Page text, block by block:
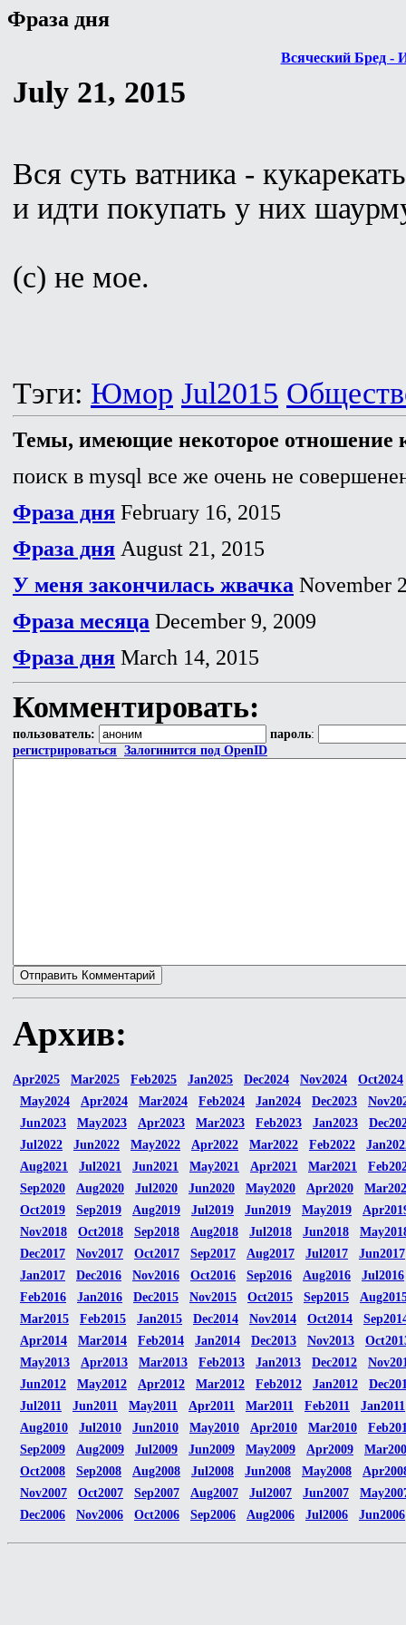
Фраза дня
Всяческий Бред -
July 21, 2015
Вся суть ватника -
и идти покупать у них
(с) не мое.
Тэги: Юмор Jul2015
Темы, имеющие некоторое отношение
поиск в mysql все же очень не
Фраза дня February 16, 2015
Фраза дня August 21, 2015
У меня закончилась жвачка November
Фраза месяца December 9, 2009
Фраза дня March 14, 2015
Комментировать:
пользователь: пароль:
регистрироваться Залогинится под OpenID
Архив:
Apr2025 Mar2025 Feb2025 Jan2025 Dec2024 Nov2024
Oct2024
May2024
Apr2024 Mar2024 Feb2024 Jan2024 Dec2023
Jun2023
May2023 Apr2023 Mar2023 Feb2023 Jan2023
Jul2022
Jun2022 May2022 Apr2022 Mar2022 Feb2022
Aug2021
Jul2021 Jun2021 May2021 Apr2021 Mar2021
Sep2020
Aug2020 Jul2020 Jun2020 May2020 Apr2020
Oct2019
Sep2019 Aug2019 Jul2019 Jun2019 May2019
Nov2018
Oct2018 Sep2018 Aug2018 Jul2018 Jun2018
Dec2017
Nov2017 Oct2017 Sep2017 Aug2017 Jul2017
Jun2017
Jan2017
Dec2016 Nov2016 Oct2016 Sep2016 Aug2016
Jul2016
Feb2016
Jan2016 Dec2015 Nov2015 Oct2015 Sep2015
Mar2015
Feb2015 Jan2015 Dec2014 Nov2014 Oct2014
Apr2014
Mar2014 Feb2014 Jan2014 Dec2013 Nov2013
May2013
Apr2013 Mar2013 Feb2013 Jan2013 Dec2012
Jun2012
May2012 Apr2012 Mar2012 Feb2012 Jan2012
Jul2011
Jun2011 May2011 Apr2011 Mar2011 Feb2011
Jan2011
Aug2010
Jul2010 Jun2010 May2010 Apr2010 Mar2010
Sep2009
Aug2009 Jul2009 Jun2009 May2009 Apr2009
Oct2008
Sep2008 Aug2008 Jul2008 Jun2008 May2008
Nov2007
Oct2007 Sep2007 Aug2007 Jul2007 Jun2007
Dec2006
Nov2006 Oct2006 Sep2006 Aug2006 Jul2006 Jun2006